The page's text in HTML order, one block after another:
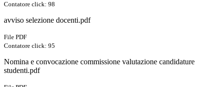
Contatore click: 98
avviso selezione docenti.pdf
File PDF
Contatore click: 95
Nomina e convocazione commissione valutazione candidature
studenti.pdf